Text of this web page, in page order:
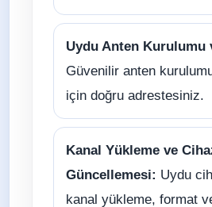
Uydu Anten Kurulumu
Güvenilir anten
için doğru adrestesiniz.
Kanal Yükleme ve
Güncellemesi: Uydu
kanal yükleme, format